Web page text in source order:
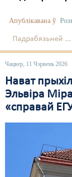
Апублікавана ў
Падрабязьней ...
Чацвер, 11 Чэрвень 2026
Нават
Эльвіра
«справай